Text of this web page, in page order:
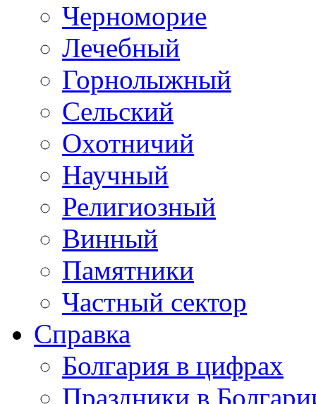
Черноморие
Лечебный
Горнолыжный
Сельский
Охотничий
Научный
Религиозный
Винный
Памятники
Частный сектор
Справка
Болгария в цифрах
Праздники в